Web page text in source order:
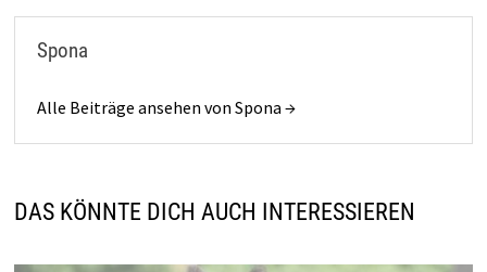
Spona
Alle Beiträge ansehen von Spona →
DAS KÖNNTE DICH AUCH INTERESSIEREN